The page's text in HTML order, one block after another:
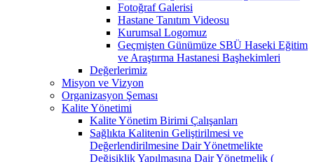
Fotoğraf Galerisi
Hastane Tanıtım Videosu
Kurumsal Logomuz
Geçmişten Günümüze SBÜ Haseki Eğitim
ve Araştırma Hastanesi Başhekimleri
Değerlerimiz
Misyon ve Vizyon
Organizasyon Şeması
Kalite Yönetimi
Kalite Yönetim Birimi Çalışanları
Sağlıkta Kalitenin Geliştirilmesi ve
Değerlendirilmesine Dair Yönetmelikte
Değişiklik Yapılmasına Dair Yönetmelik (